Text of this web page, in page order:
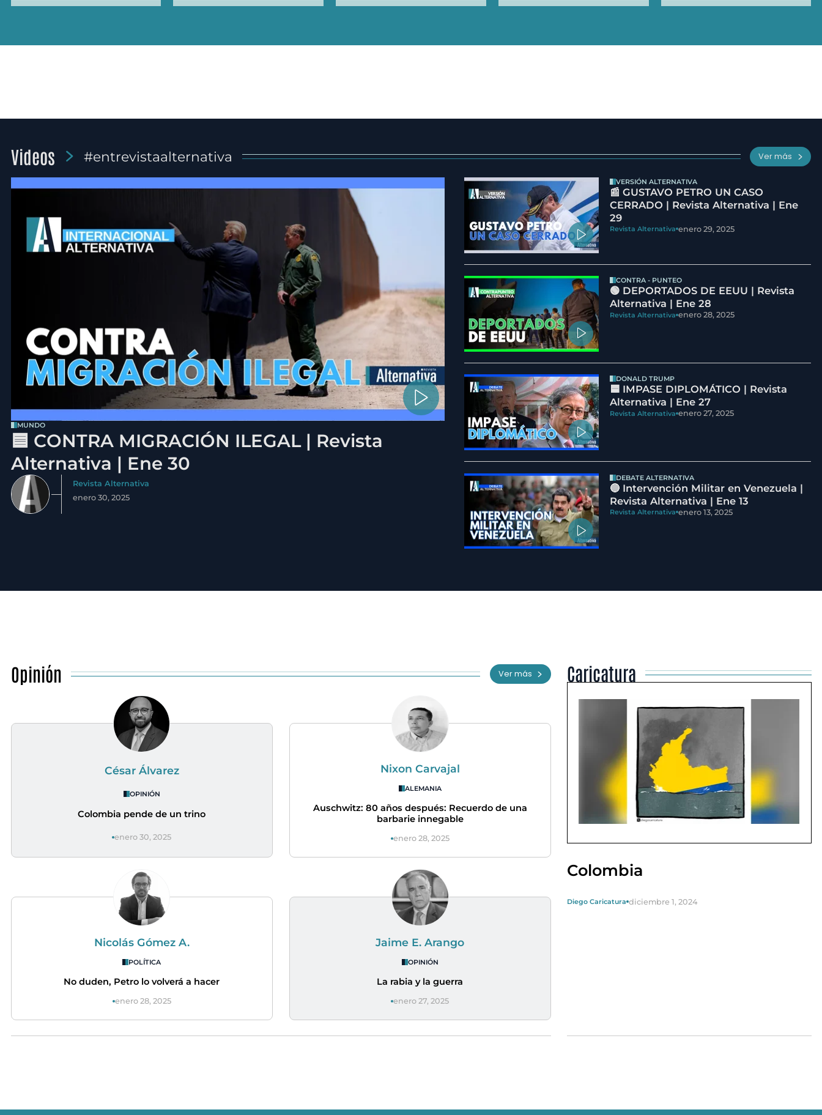
Videos #entrevistaalternativa Ver más
MUNDO
🟦 CONTRA MIGRACIÓN ILEGAL | Revista
Alternativa | Ene 30
Revista Alternativa
enero 30, 2025
VERSIÓN ALTERNATIVA
📰 GUSTAVO PETRO UN CASO
CERRADO | Revista Alternativa | Ene
29
Revista Alternativa enero 29, 2025
CONTRA - PUNTEO
🟢 DEPORTADOS DE EEUU | Revista
Alternativa | Ene 28
Revista Alternativa enero 28, 2025
DONALD TRUMP
🟦 IMPASE DIPLOMÁTICO | Revista
Alternativa | Ene 27
Revista Alternativa enero 27, 2025
DEBATE ALTERNATIVA
🔵 Intervención Militar en Venezuela |
Revista Alternativa | Ene 13
Revista Alternativa enero 13, 2025
Opinión Ver más
César Álvarez
OPINIÓN
Colombia pende de un trino
enero 30, 2025
Nixon Carvajal
ALEMANIA
Auschwitz: 80 años después: Recuerdo de una
barbarie innegable
enero 28, 2025
Nicolás Gómez A.
POLÍTICA
No duden, Petro lo volverá a hacer
enero 28, 2025
Jaime E. Arango
OPINIÓN
La rabia y la guerra
enero 27, 2025
Caricatura
Colombia
Diego Caricatura diciembre 1, 2024